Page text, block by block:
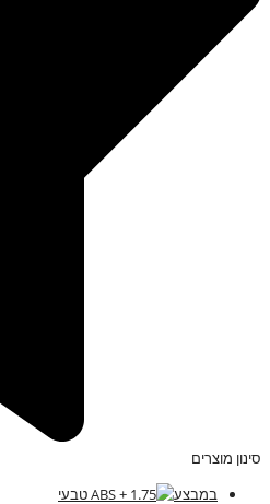
סינון מוצרים
במבצע